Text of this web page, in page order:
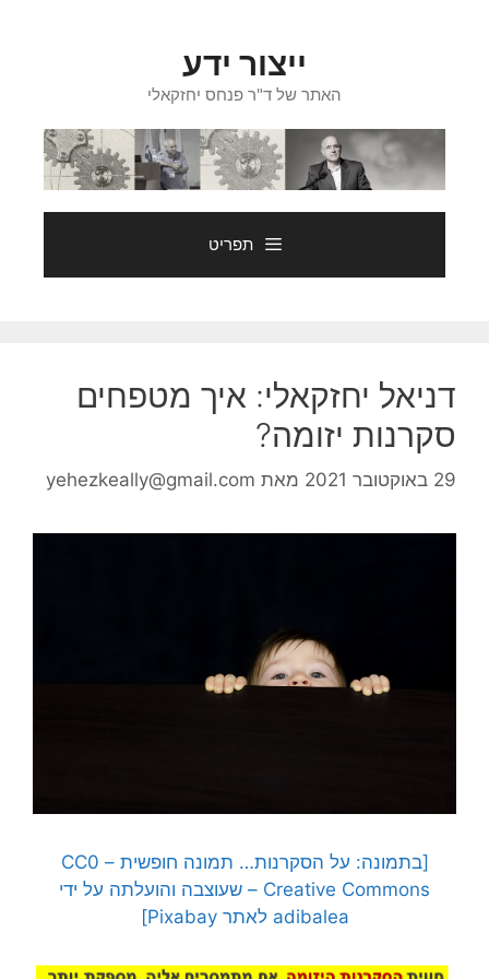
ייצור ידע
האתר של ד"ר פנחס יחזקאלי
תפריט
דניאל יחזקאלי: איך מטפחים
סקרנות יזומה?
29 באוקטובר 2021 מאת yehezkeally@gmail.com
[בתמונה: על הסקרנות… תמונה חופשית – CC0
Creative Commons – שעוצבה והועלתה על ידי
adibalea לאתר Pixabay]